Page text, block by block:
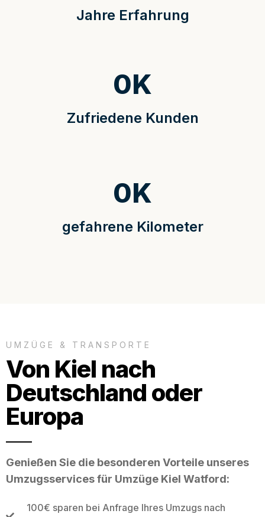
Jahre Erfahrung
Zufriedene Kunden
0K
gefahrene Kilometer
0K
UMZÜGE & TRANSPORTE
Von Kiel nach
Deutschland oder
Europa
Genießen Sie die besonderen Vorteile unseres
Umzugsservices für Umzüge Kiel Watford:
100€ sparen bei Anfrage Ihres Umzugs nach